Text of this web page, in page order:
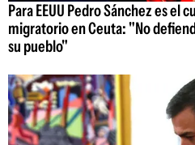
Para EEUU Pedro Sánchez es el
migratorio en Ceuta: "No
su pueblo"